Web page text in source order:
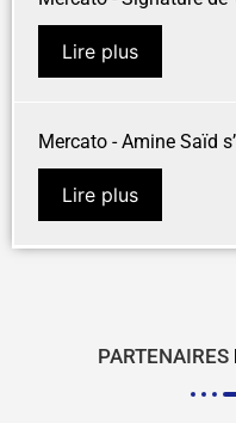
Lire plus
Mercato - Amine Saïd
Lire plus
PARTENAIRES